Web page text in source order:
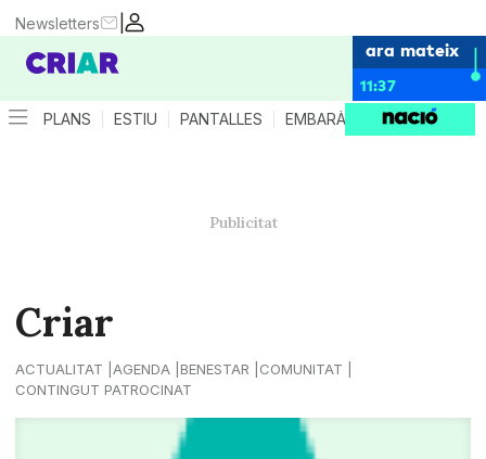
|
Newsletters
ara mateix
11:37
PLANS ESTIU PANTALLES EMBARÀS CRIANÇA
Criar
ACTUALITAT AGENDA BENESTAR
COMUNITAT
CONTINGUT PATROCINAT